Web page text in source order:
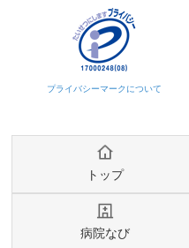
トップ
病院なび